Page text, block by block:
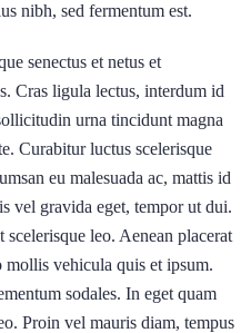
nibh, sed fermentum est.
senectus et netus et
Cras ligula lectus, interdum id
urna tincidunt magna
Curabitur luctus scelerisque
eu malesuada ac, mattis id
vel gravida eget, tempor ut dui.
leo. Aenean placerat
mollis vehicula quis et ipsum.
sodales. In eget quam
Proin vel mauris diam, tempus